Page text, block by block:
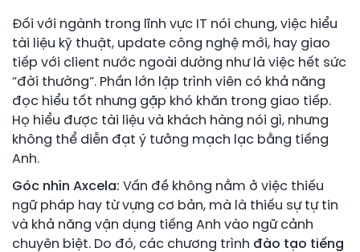
Đối với ngành trong lĩnh vực IT nói chung, việc hiểu
tài liệu kỹ thuật, update công nghệ mới, hay giao
tiếp với client nước ngoài dường như là việc hết sức
“đời thường”. Phần lớn lập trình viên có khả năng
đọc hiểu tốt nhưng gặp khó khăn trong giao tiếp.
Họ hiểu được tài liệu và khách hàng nói gì, nhưng
không thể diễn đạt ý tưởng mạch lạc bằng tiếng
Anh.
Góc nhìn Axcela: Vấn đề không nằm ở việc thiếu
ngữ pháp hay từ vựng cơ bản, mà là thiếu sự tự tin
và khả năng vận dụng tiếng Anh vào ngữ cảnh
chuyên biệt. Do đó, các chương trình đào tạo tiếng